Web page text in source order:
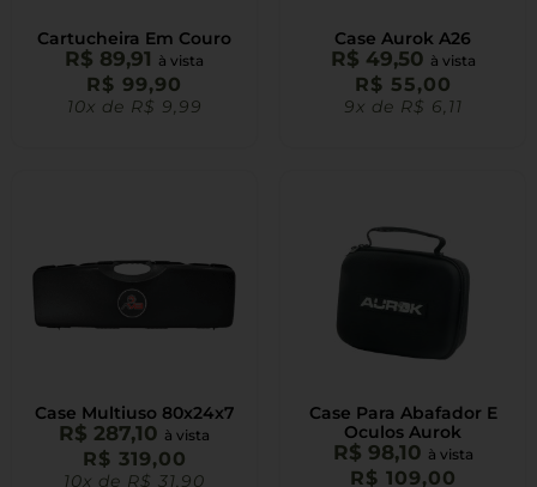
Cartucheira Em Couro
R$ 89,91 à vista
R$ 99,90
10x de R$ 9,99
Case Aurok A26
R$ 49,50 à vista
R$ 55,00
9x de R$ 6,11
Case Multiuso 80x24x7
R$ 287,10 à vista
R$ 319,00
10x de R$ 31,90
Case Para Abafador E
Oculos Aurok
R$ 98,10 à vista
R$ 109,00